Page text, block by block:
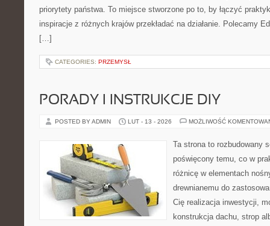
priorytety państwa. To miejsce stworzone po to, by łączyć
inspiracje z różnych krajów przekładać na działanie. Polecamy
[…]
CATEGORIES: PRZEMYSŁ
PORADY I INSTRUKCJE DIY
POSTED BY ADMIN LUT - 13 - 2026 MOŻLIWOŚĆ
Ta strona to rozbudowany
poświęcony temu, co w
różnicę w elementach
drewnianemu do
Cię realizacja inwestycji,
konstrukcja dachu, strop